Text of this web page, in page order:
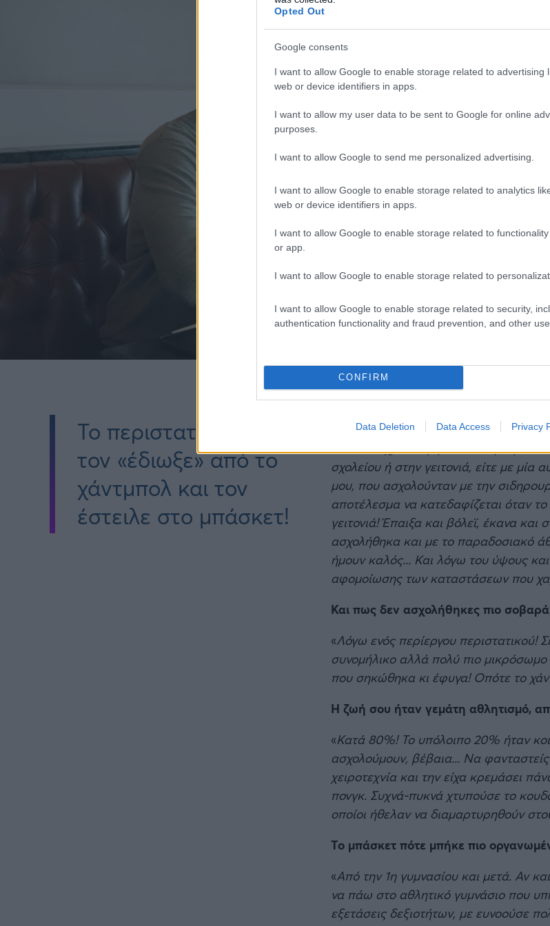
Opted Out
Google consents
I want to allow Google to enable storage related to advertising
web or device identifiers in apps.
I want to allow my user data to be sent to Google for online
purposes.
I want to allow Google to send me personalized advertising.
I want to allow Google to enable storage related to analytics
web or device identifiers in apps.
I want to allow Google to enable storage related to
or app.
I want to allow Google to enable storage related to
I want to allow Google to enable storage related to security,
authentication functionality and fraud prevention, and other
CONFIRM
Data Deletion Data Access Privacy
Το περιστατικό που
τον «έδιωξε» από το
χάντμπολ και τον
έστειλε στο μπάσκετ!
Τι θυμάσαι όταν γυρίζεις τον
«Παιδικά χρόνια γεμάτα αθλητισμό!
σχολείου ή στην γειτονιά, είτε με μία
μου, που ασχολούνταν με την
αποτέλεσμα να κατεδαφίζεται όταν
γειτονιά! Έπαιξα και βόλεϊ, έκανα
ασχολήθηκα και με το παραδοσιακό
ήμουν καλός... Και λόγω του ύψους
αφομοίωσης των καταστάσεων που
Και πως δεν ασχολήθηκες πιο
«Λόγω ενός περίεργου
συνομήλικο αλλά πολύ πιο
που σηκώθηκα κι έφυγα! Οπότε το
Η ζωή σου ήταν γεμάτη αθλητισμό,
«Κατά 80%! Το υπόλοιπο 20% ήταν
ασχολούμουν, βέβαια... Να
χειροτεχνία και την είχα κρεμάσει
πονγκ. Συχνά-πυκνά χτυπούσε το
οποίοι ήθελαν να διαμαρτυρηθούν
Το μπάσκετ πότε μπήκε πιο
«Από την 1η γυμνασίου και μετά. Αν
να πάω στο αθλητικό γυμνάσιο που
εξετάσεις δεξιοτήτων, με ευνοούσε